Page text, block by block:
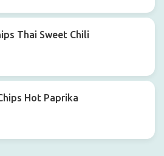
Thai Sweet Chili
Hot Paprika